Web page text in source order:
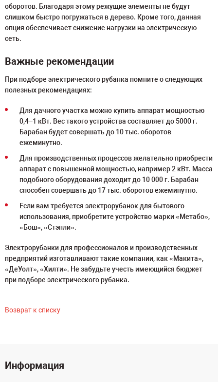
оборотов. Благодаря этому режущие элементы не будут
слишком быстро погружаться в дерево. Кроме того, данная
опция обеспечивает снижение нагрузки на электрическую
сеть.
Важные рекомендации
При подборе электрического рубанка помните о следующих
полезных рекомендациях:
Для дачного участка можно купить аппарат мощностью
0,4–1 кВт. Вес такого устройства составляет до 5000 г.
Барабан будет совершать до 10 тыс. оборотов
ежеминутно.
Для производственных процессов желательно приобрести
аппарат с повышенной мощностью, например 2 кВт. Масса
подобного оборудования доходит до 10 000 г. Барабан
способен совершать до 17 тыс. оборотов ежеминутно.
Если вам требуется электрорубанок для бытового
использования, приобретите устройство марки «Метабо»,
«Бош», «Стэнли».
Электрорубанки для профессионалов и производственных
предприятий изготавливают такие компании, как «Макита»,
«ДеУолт», «Хилти». Не забудьте учесть имеющийся бюджет
при подборе электрического рубанка.
Возврат к списку
Информация